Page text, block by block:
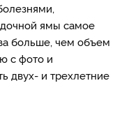
ямы самое
больше, чем объем
с фото и
двух- и трехлетние